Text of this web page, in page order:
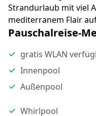
Strandurlaub mit viel
mediterranem Flair
Pauschalreise-
gratis WLAN
Innenpool
Außenpool
Whirlpool